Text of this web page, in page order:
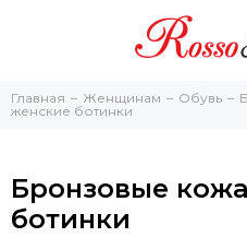
Главная Женщинам Обувь
женские ботинки
Бронзовые
ботинки